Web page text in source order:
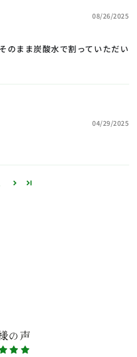
08/26/2025
のまま炭酸水で割っていただい
04/29/2025
の声